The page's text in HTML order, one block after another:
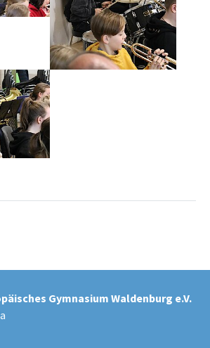
Gymnasium Waldenburg e.V.